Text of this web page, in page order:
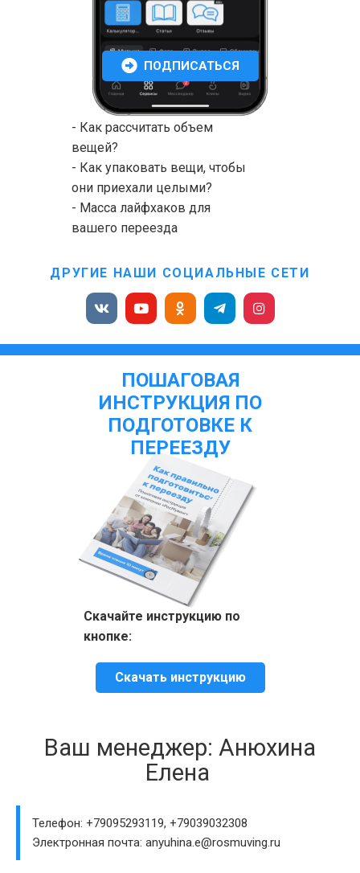
- Как рассчитать объем
вещей?
- Как упаковать вещи, чтобы
они приехали целыми?
- Масса лайфхаков для
вашего переезда
ПОДПИСАТЬСЯ
ДРУГИЕ НАШИ СОЦИАЛЬНЫЕ СЕТИ
ПОШАГОВАЯ
ИНСТРУКЦИЯ ПО
ПОДГОТОВКЕ К
ПЕРЕЕЗДУ
Скачайте инструкцию по
кнопке:
Скачать инструкцию
Ваш менеджер: Анюхина
Елена
Телефон: +79095293119, +79039032308
Электронная почта: anyuhina.e@rosmuving.ru